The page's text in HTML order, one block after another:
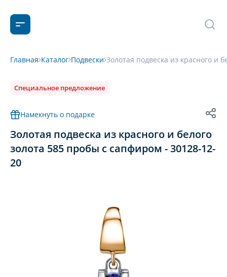
Главная Каталог Подвески Золотая подвеска из красного и
Специальное предложение
Намекнуть о подарке
Золотая подвеска из красного и белого
золота 585 пробы с сапфиром - 30128-12-
20